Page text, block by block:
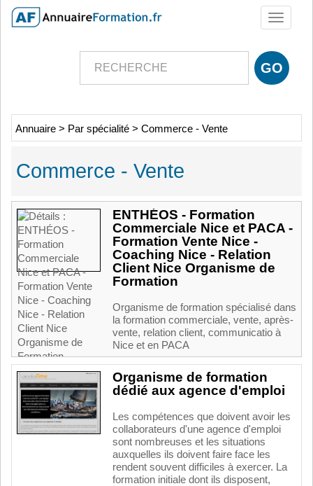
Toggle
Annuaire > Par spécialité > Commerce - Vente
Commerce - Vente
ENTHÉOS - Formation
Commerciale Nice et PACA -
Formation Vente Nice -
Coaching Nice - Relation
Client Nice Organisme de
Formation
Organisme de formation spécialisé dans
la formation commerciale, vente, après-
vente, relation client, communicatio à
Nice et en PACA
Organisme de formation
dédié aux agence d'emploi
Les compétences que doivent avoir les
collaborateurs d'une agence d'emploi
sont nombreuses et les situations
auxquelles ils doivent faire face les
rendent souvent difficiles à exercer. La
formation initiale dont ils disposent,